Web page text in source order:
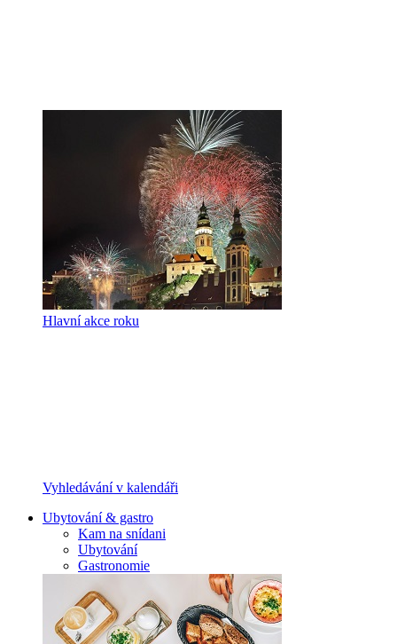
Hlavní akce roku
Vyhledávání v kalendáři
Ubytování & gastro
Kam na snídani
Ubytování
Gastronomie